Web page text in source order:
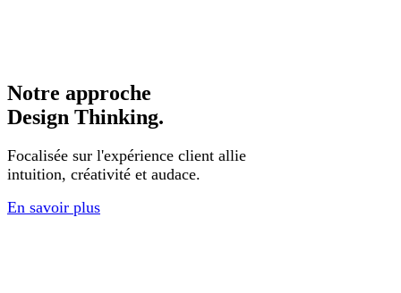
Notre approche
Design Thinking.
Focalisée sur l'expérience client allie
intuition, créativité et audace.
En savoir plus